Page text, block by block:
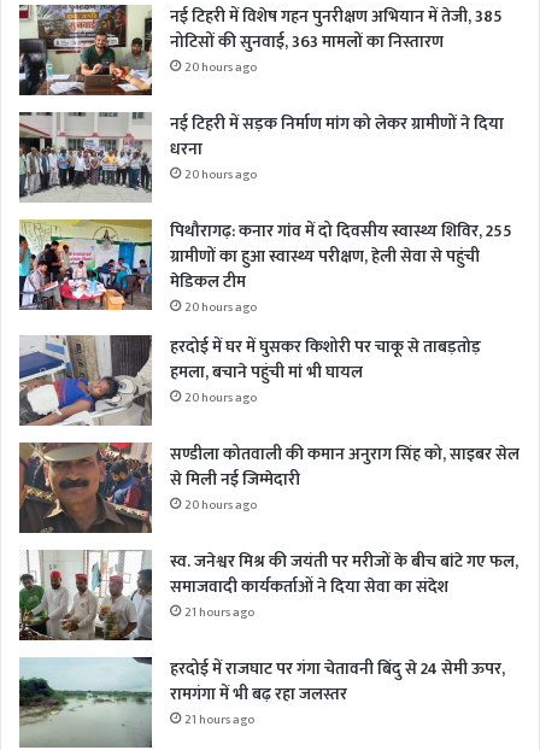
नई टिहरी में विशेष गहन पुनरीक्षण अभियान में तेजी, 385
नोटिसों की सुनवाई, 363 मामलों का निस्तारण
20 hours ago
नई टिहरी में सड़क निर्माण मांग को लेकर ग्रामीणों ने दिया
धरना
20 hours ago
पिथौरागढ़: कनार गांव में दो दिवसीय स्वास्थ्य शिविर, 255
ग्रामीणों का हुआ स्वास्थ्य परीक्षण, हेली सेवा से पहुंची
मेडिकल टीम
20 hours ago
हरदोई में घर में घुसकर किशोरी पर चाकू से ताबड़तोड़
हमला, बचाने पहुंची मां भी घायल
20 hours ago
सण्डीला कोतवाली की कमान अनुराग सिंह को, साइबर सेल
से मिली नई जिम्मेदारी
20 hours ago
स्व. जनेश्वर मिश्र की जयंती पर मरीजों के बीच बांटे गए फल,
समाजवादी कार्यकर्ताओं ने दिया सेवा का संदेश
21 hours ago
हरदोई में राजघाट पर गंगा चेतावनी बिंदु से 24 सेमी ऊपर,
रामगंगा में भी बढ़ रहा जलस्तर
21 hours ago